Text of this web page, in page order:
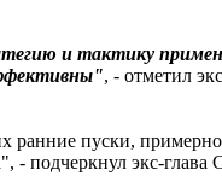
и тактику
, - отметил
ранние пуски,
- подчеркнул экс-глава